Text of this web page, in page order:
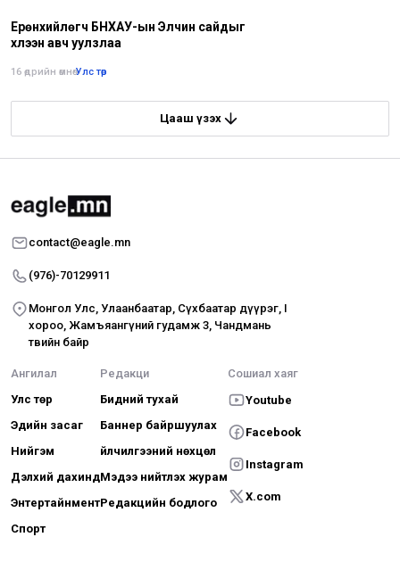
Ерөнхийлөгч БНХАУ-ын Элчин сайдыг
хүлээн авч уулзлаа
16 өдрийн өмнө•Улс төр
Цааш үзэх
contact@eagle.mn
(976)-70129911
Монгол Улс, Улаанбаатар, Сүхбаатар дүүрэг, I
хороо, Жамъяангүний гудамж 3, Чандмань
төвийн байр
Ангилал
Улс төр
Эдийн засаг
Нийгэм
Дэлхий дахинд
Энтертайнмент
Спорт
Редакци
Бидний тухай
Баннер байршуулах
Үйлчилгээний нөхцөл
Мэдээ нийтлэх журам
Редакцийн бодлого
Сошиал хаяг
Youtube
Facebook
Instagram
X.com